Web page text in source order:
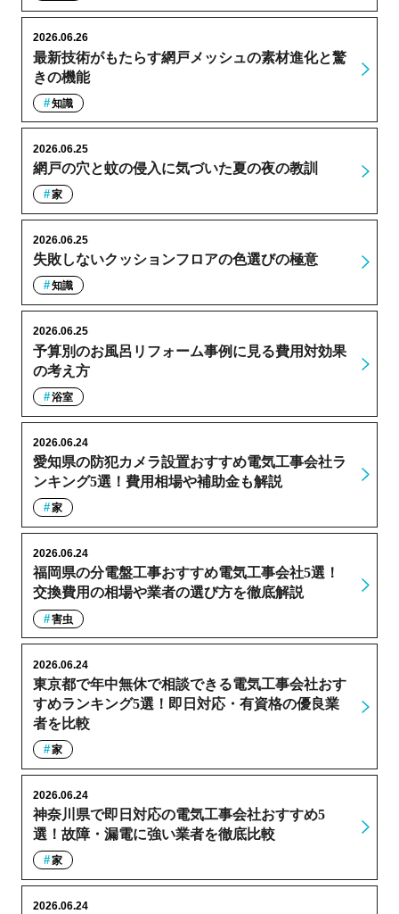
最新技術がもたらす網戸メッシュの素材進化と驚
きの機能
2026.06.26
知識
網戸の穴と蚊の侵入に気づいた夏の夜の教訓
2026.06.25
家
失敗しないクッションフロアの色選びの極意
2026.06.25
知識
予算別のお風呂リフォーム事例に見る費用対効果
の考え方
2026.06.25
浴室
愛知県の防犯カメラ設置おすすめ電気工事会社ラ
ンキング5選！費用相場や補助金も解説
2026.06.24
家
福岡県の分電盤工事おすすめ電気工事会社5選！
交換費用の相場や業者の選び方を徹底解説
2026.06.24
害虫
東京都で年中無休で相談できる電気工事会社おす
すめランキング5選！即日対応・有資格の優良業
者を比較
2026.06.24
家
神奈川県で即日対応の電気工事会社おすすめ5
選！故障・漏電に強い業者を徹底比較
2026.06.24
家
2026.06.24